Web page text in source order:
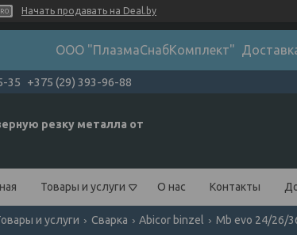
Начать продавать на Deal.by
ООО "ПлазмаСнабКомплект" Доставка
35 +375 (29) 393-96-88
резку металла от
Товары и услуги О нас Контакты
и услуги Сварка Abicor binzel Mb evo 24/26/